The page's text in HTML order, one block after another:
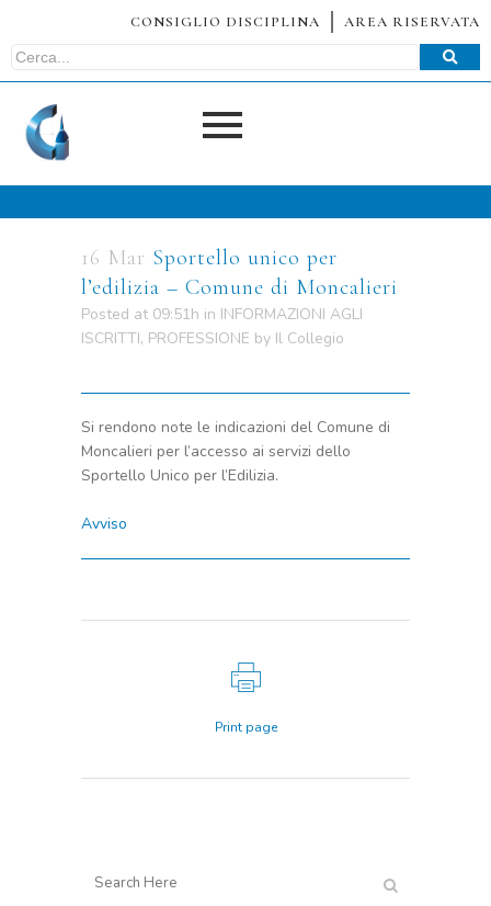
CONSIGLIO DISCIPLINA AREA RISERVATA
16 Mar Sportello unico per
l’edilizia – Comune di Moncalieri
Posted at 09:51h in INFORMAZIONI AGLI
ISCRITTI, PROFESSIONE by Il Collegio
Si rendono note le indicazioni del Comune di
Moncalieri per l’accesso ai servizi dello
Sportello Unico per l’Edilizia.
Avviso
Print page